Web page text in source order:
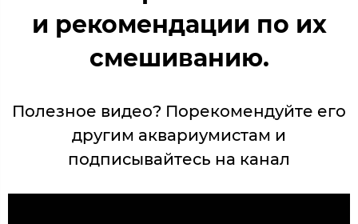
и рекомендации по их
смешиванию.
Полезное видео? Порекомендуйте его
другим аквариумистам и
подписывайтесь на канал